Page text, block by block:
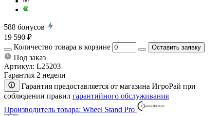
588 бонусов
19 590 ₽
Количество товара в корзине
Оставить заявку
Под заказ
Артикул: L25203
Гарантия 2 недели
Гарантия предоставляется от магазина ИгроРай при
соблюдении правил гарантийного обслуживания
Производитель товара: Wheel Stand Pro